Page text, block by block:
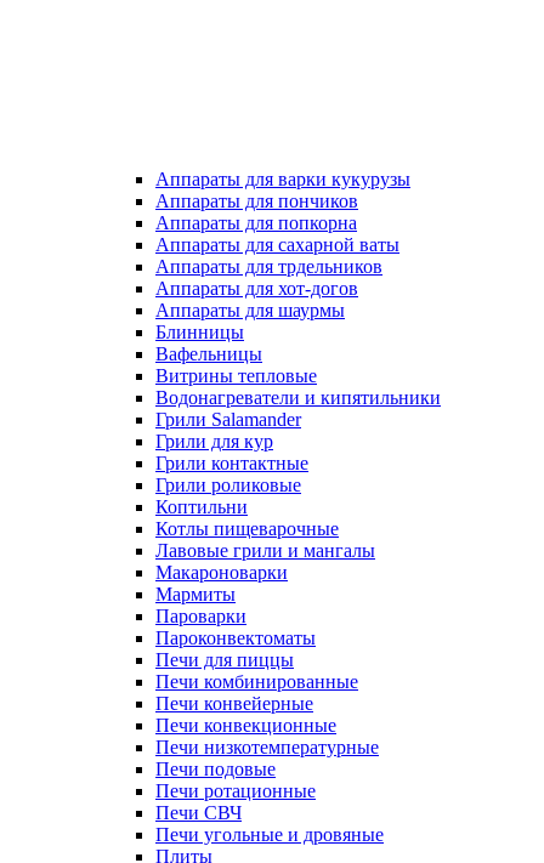
Аппараты для варки кукурузы
Аппараты для пончиков
Аппараты для попкорна
Аппараты для сахарной ваты
Аппараты для трдельников
Аппараты для хот-догов
Аппараты для шаурмы
Блинницы
Вафельницы
Витрины тепловые
Водонагреватели и кипятильники
Грили Salamander
Грили для кур
Грили контактные
Грили роликовые
Коптильни
Котлы пищеварочные
Лавовые грили и мангалы
Макароноварки
Мармиты
Пароварки
Пароконвектоматы
Печи для пиццы
Печи комбинированные
Печи конвейерные
Печи конвекционные
Печи низкотемпературные
Печи подовые
Печи ротационные
Печи СВЧ
Печи угольные и дровяные
Плиты